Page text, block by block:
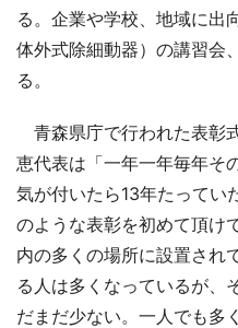
る。企業や学校、地域に出
体外式除細動器）の講習会
る。
青森県庁で行われた表彰
恵代表は「一年一年毎年そ
気が付いたら13年たってい
のような表彰を初めて頂け
内の多くの場所に設置され
る人は多くなっているが、
だまだ少ない。一人でも多